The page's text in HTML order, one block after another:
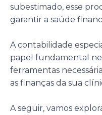
subestimado, esse
garantir a saúde
A contabilidade
papel fundamental
ferramentas
as finanças da sua
A seguir, vamos